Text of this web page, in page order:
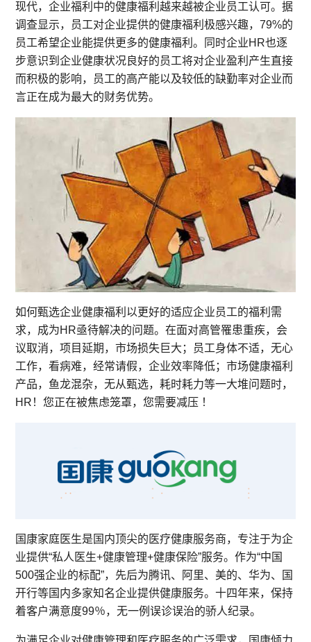
现代，企业福利中的健康福利越来越被企业员工认可。据
调查显示，员工对企业提供的健康福利极感兴趣，79%的
员工希望企业能提供更多的健康福利。同时企业HR也逐
步意识到企业健康状况良好的员工将对企业盈利产生直接
而积极的影响，员工的高产能以及较低的缺勤率对企业而
言正在成为最大的财务优势。
如何甄选企业健康福利以更好的适应企业员工的福利需
求，成为HR亟待解决的问题。在面对高管罹患重疾，会
议取消，项目延期，市场损失巨大；员工身体不适，无心
工作，看病难，经常请假，企业效率降低；市场健康福利
产品，鱼龙混杂，无从甄选，耗时耗力等一大堆问题时，
HR！您正在被焦虑笼罩，您需要减压 ！
国康家庭医生是国内顶尖的医疗健康服务商，专注于为企
业提供“私人医生+健康管理+健康保险”服务。作为“中国
500强企业的标配”，先后为腾讯、阿里、美的、华为、国
开行等国内多家知名企业提供健康服务。十四年来，保持
着客户满意度99％，无一例误诊误治的骄人纪录。